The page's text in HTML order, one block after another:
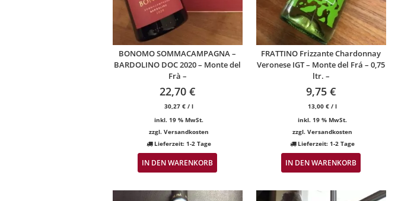
BONOMO SOMMACAMPAGNA –
BARDOLINO DOC 2020 – Monte del
Frà –
22,70€
30,27 €/ l
inkl. 19 % MwSt.
zzgl. Versandkosten
Lieferzeit: 1-2 Tage
IN DEN WARENKORB
FRATTINO Frizzante Chardonnay
Veronese IGT – Monte del Frá – 0,75
ltr. –
9,75€
13,00 €/ l
inkl. 19 % MwSt.
zzgl. Versandkosten
Lieferzeit: 1-2 Tage
IN DEN WARENKORB